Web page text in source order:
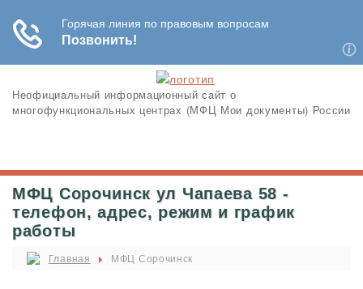
Неофициальный информационный сайт о
многофункциональных центрах (МФЦ Мои документы) России
МФЦ Сорочинск ул Чапаева 58 -
телефон, адрес, режим и график
работы
Главная МФЦ Сорочинск